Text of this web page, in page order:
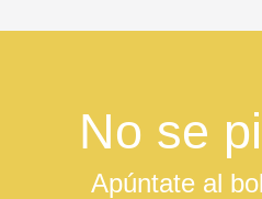
No se
Apúntate al